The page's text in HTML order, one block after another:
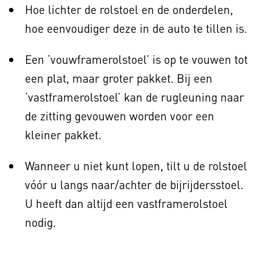
Hoe lichter de rolstoel en de onderdelen,
hoe eenvoudiger deze in de auto te tillen is.
Een ‘vouwframerolstoel’ is op te vouwen tot
een plat, maar groter pakket. Bij een
‘vastframerolstoel’ kan de rugleuning naar
de zitting gevouwen worden voor een
kleiner pakket.
Wanneer u niet kunt lopen, tilt u de rolstoel
vóór u langs naar/achter de bijrijdersstoel.
U heeft dan altijd een vastframerolstoel
nodig.